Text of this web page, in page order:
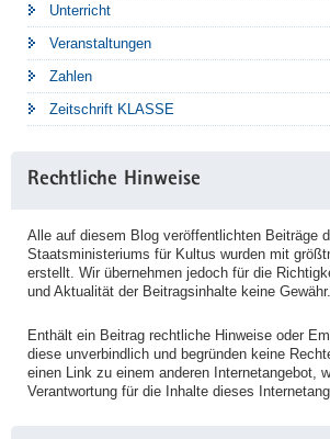
Unterricht
Veranstaltungen
Zahlen
Zeitschrift KLASSE
Rechtliche Hinweise
Alle auf diesem Blog veröffentlichten Beiträge
Staatsministeriums für Kultus wurden mit
erstellt. Wir übernehmen jedoch für die
und Aktualität der Beitragsinhalte keine Gewähr.
Enthält ein Beitrag rechtliche Hinweise oder
diese unverbindlich und begründen keine
einen Link zu einem anderen Internetangebot,
Verantwortung für die Inhalte dieses